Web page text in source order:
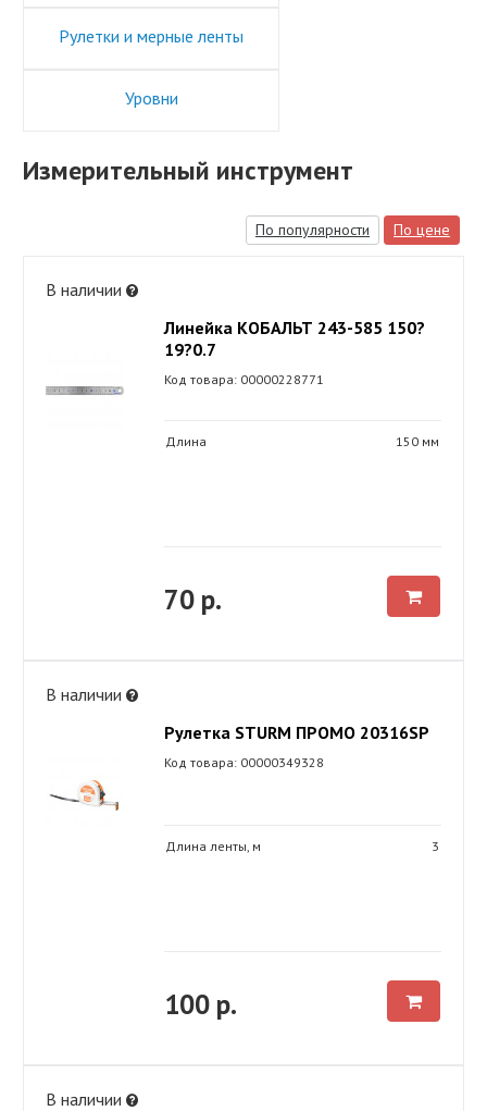
Рулетки и мерные ленты
Уровни
Измерительный инструмент
По популярности По цене
В наличии
Линейка КОБАЛЬТ 243-585 150?
19?0.7
Код товара: 00000228771
Длина 150 мм
70 р.
В наличии
Рулетка STURM ПРОМО 20316SP
Код товара: 00000349328
Длина ленты, м 3
100 р.
В наличии